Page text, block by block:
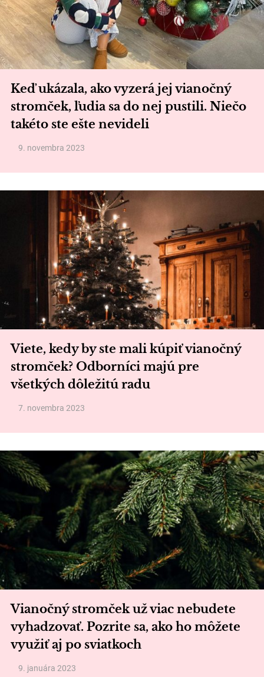
Keď ukázala, ako vyzerá jej vianočný
stromček, ľudia sa do nej pustili. Niečo
takéto ste ešte nevideli
9. novembra 2023
Viete, kedy by ste mali kúpiť vianočný
stromček? Odborníci majú pre
všetkých dôležitú radu
7. novembra 2023
Vianočný stromček už viac nebudete
vyhadzovať. Pozrite sa, ako ho môžete
využiť aj po sviatkoch
9. januára 2023